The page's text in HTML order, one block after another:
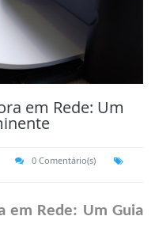
em Rede: Um
0 Comentário(s)
em Rede: Um Guia